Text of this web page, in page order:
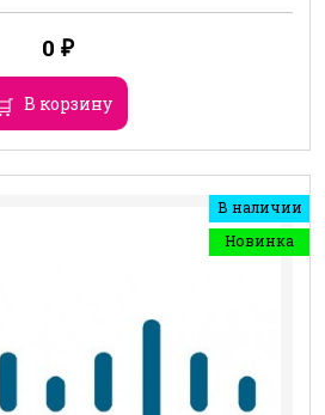
0 ₽
В корзину
В наличии
Новинка